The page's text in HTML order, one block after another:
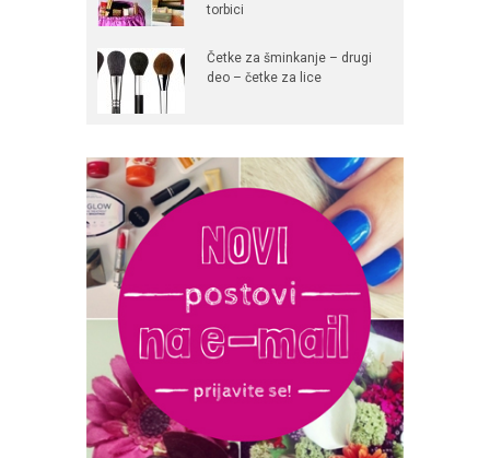
torbici
Četke za šminkanje – drugi
deo – četke za lice